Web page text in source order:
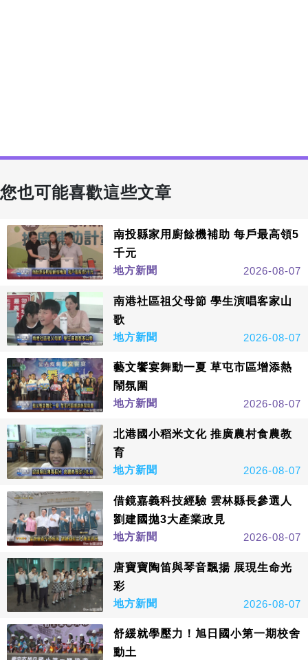
您也可能喜歡這些文章
南投縣家用廚餘機補助 每戶最高領5
千元
地方新聞
2026-08-07
南港社區祖父母節 學生演唱客家山
歌
地方新聞
2026-08-07
藝文饗宴舞動一夏 草屯市區增添熱
鬧氛圍
地方新聞
2026-08-07
北港國小稻米文化 推廣農村食農教
育
地方新聞
2026-08-07
借鏡嘉義科技經驗 雲林縣長參選人
劉建國拋3大產業政見
地方新聞
2026-08-07
唐寶寶陶笛與琴音飄揚 展現生命光
彩
地方新聞
2026-08-07
舒緩就學壓力！旭日國小第一期校舍
動土